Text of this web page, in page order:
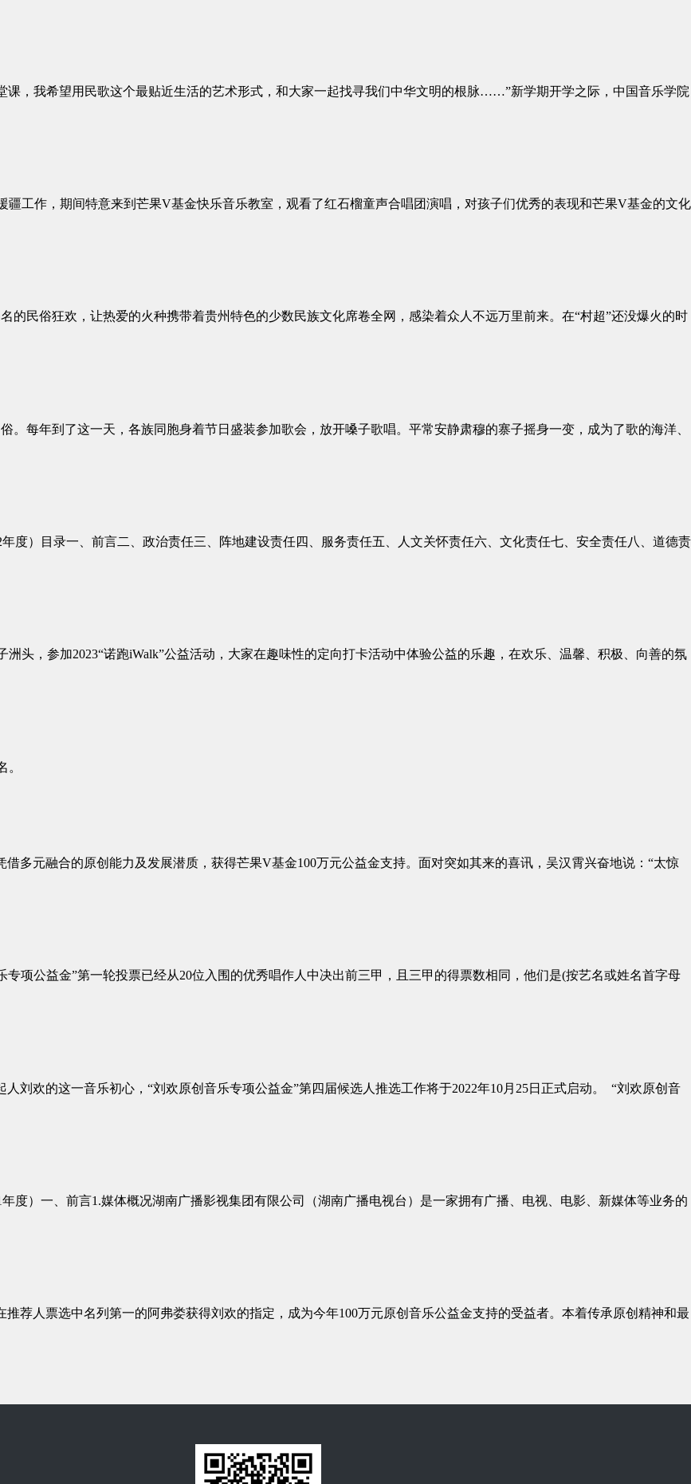
课，我希望用民歌这个最贴近生活的艺术形式，和大家一起找寻我们中华文明的根脉……”新学期开学之际，中国音乐学院
工作，期间特意来到芒果V基金快乐音乐教室，观看了红石榴童声合唱团演唱，对孩子们优秀的表现和芒果V基金的文化
的民俗狂欢，让热爱的火种携带着贵州特色的少数民族文化席卷全网，感染着众人不远万里前来。在“村超”还没爆火的时
。每年到了这一天，各族同胞身着节日盛装参加歌会，放开嗓子歌唱。平常安静肃穆的寨子摇身一变，成为了歌的海洋、
度）目录一、前言二、政治责任三、阵地建设责任四、服务责任五、人文关怀责任六、文化责任七、安全责任八、道德责
头，参加2023“诺跑iWalk”公益活动，大家在趣味性的定向打卡活动中体验公益的乐趣，在欢乐、温馨、积极、向善的氛
。
多元融合的原创能力及发展潜质，获得芒果V基金100万元公益金支持。面对突如其来的喜讯，吴汉霄兴奋地说：“太惊
项公益金”第一轮投票已经从20位入围的优秀唱作人中决出前三甲，且三甲的得票数相同，他们是(按艺名或姓名首字母
刘欢的这一音乐初心，“刘欢原创音乐专项公益金”第四届候选人推选工作将于2022年10月25日正式启动。 “刘欢原创音
度）一、前言1.媒体概况湖南广播影视集团有限公司（湖南广播电视台）是一家拥有广播、电视、电影、新媒体等业务的
荐⼈票选中名列第⼀的阿弗娄获得刘欢的指定，成为今年100万元原创⾳乐公益⾦⽀持的受益者。本着传承原创精神和最